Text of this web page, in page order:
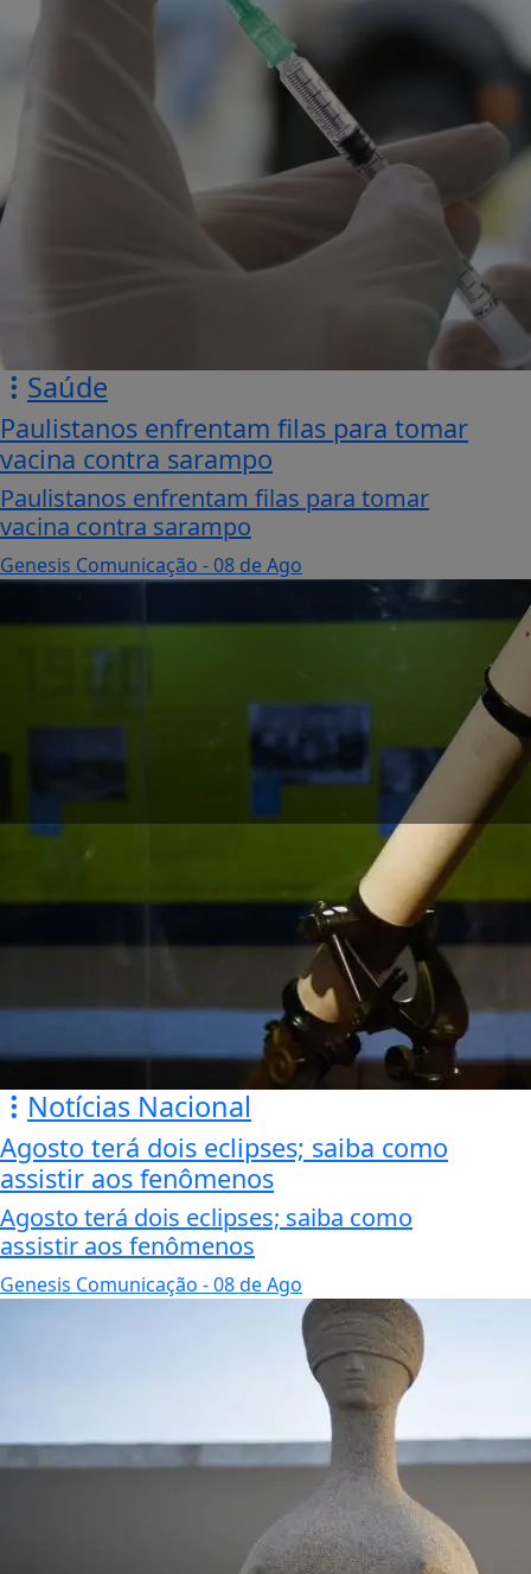
Saúde
Paulistanos enfrentam filas para tomar
vacina contra sarampo
Paulistanos enfrentam filas para tomar
vacina contra sarampo
Genesis Comunicação - 08 de Ago
Notícias Nacional
Agosto terá dois eclipses; saiba como
assistir aos fenômenos
Agosto terá dois eclipses; saiba como
assistir aos fenômenos
Genesis Comunicação - 08 de Ago